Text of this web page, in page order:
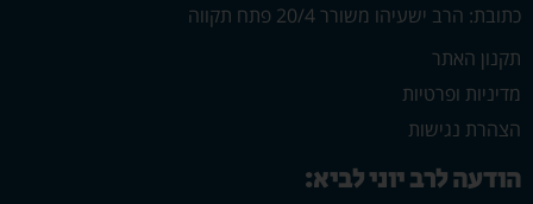
כתובת: הרב ישעיהו משורר 20/4 פתח תקווה
תקנון האתר
מדיניות ופרטיות
הצהרת נגישות
הודעה לרב יוני לביא: